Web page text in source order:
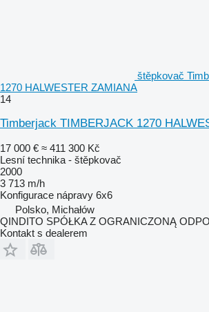
štěpkovač
1270 HALWESTER ZAMIANA
14
Timberjack TIMBERJACK 1270
17 000 € ≈ 411 300 Kč
Lesní technika - štěpkovač
2000
3 713 m/h
Konfigurace nápravy 6x6
Polsko, Michałów
QINDITO SPÓŁKA Z OGRANICZONĄ
Kontakt s dealerem